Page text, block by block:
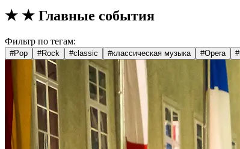
★ ★ Главные события
Фильтр по тегам:
#Pop #Rock #classic #классическая музыка #Opera #